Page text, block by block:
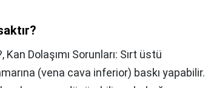
Kan Dolaşımı Sorunları: Sırt üstü
(vena cava inferior) baskı yapabilir.